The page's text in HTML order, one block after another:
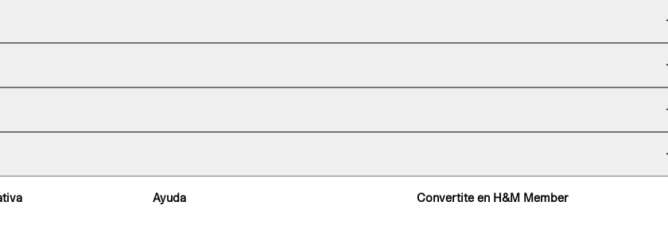
Ayuda Convertite en H&M Member